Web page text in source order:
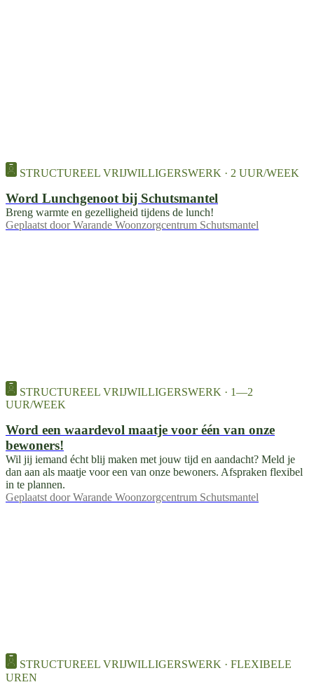
STRUCTUREEL VRIJWILLIGERSWERK · 2 UUR/WEEK
Word Lunchgenoot bij Schutsmantel
Breng warmte en gezelligheid tijdens de lunch!
Geplaatst door Warande Woonzorgcentrum Schutsmantel
STRUCTUREEL VRIJWILLIGERSWERK · 1—2
UUR/WEEK
Word een waardevol maatje voor één van onze
bewoners!
Wil jij iemand écht blij maken met jouw tijd en aandacht? Meld je
dan aan als maatje voor een van onze bewoners. Afspraken flexibel
in te plannen.
Geplaatst door Warande Woonzorgcentrum Schutsmantel
STRUCTUREEL VRIJWILLIGERSWERK · FLEXIBELE
UREN